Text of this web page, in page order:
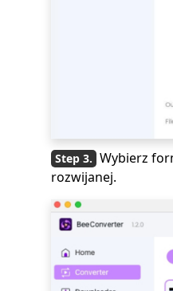
Wybierz
rozwijanej.